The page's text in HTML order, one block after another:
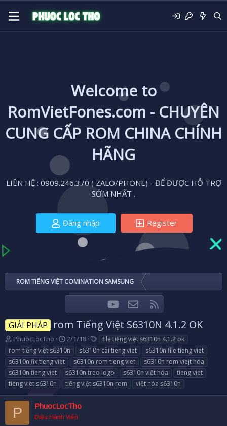
Welcome to
RomVietFones.com - CHUYÊN
CUNG CẤP ROM CHINA CHÍNH
HÃNG
LIÊN HỆ : 0909.246.370 ( ZALO/PHONE) - ĐỂ ĐƯỢC HỖ TRỢ
SỚM NHẤT .
Đăng nhập Register
ROM TIẾNG VIỆT COMINATION SAMSUNG
FacebookTwitteryoutubeLiên hệ
GIẢI PHÁP rom Tiếng Việt S6310N 4.1.2 OK
T
h
r
e
a
d
s
t
a
r
PhuocLocTho
N
g
à
y
g
ử
i
2/1/18
T
a
g
s
file tiếng việt s6310n 4.1.2 ok
rom tiếng việt s6310n
s6310n cài tieng viet
s6310n file tieng viet
s6310n fix tieng viet
s6310n rom tieng viet
s6310n rom viejt hóa
s6310n tieng viet
s6310n treo logo s6310n việt hóa
tieng viet
tieng viet s6310n
tiếng việt s6310n rom việt hóa s6310n
P PhuocLocTho
Điều Hành Viên